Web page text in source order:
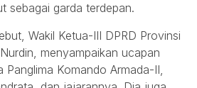
sebagai garda terdepan.
Wakil Ketua-III DPRD Provinsi
menyampaikan ucapan
Panglima Komando Armada-II,